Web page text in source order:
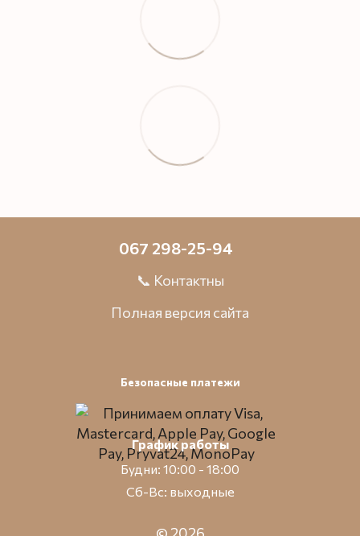
067 298-25-94
📞 Контактны
Полная версия сайта
Безопасные платежи
График работы
Будни: 10:00 - 18:00
Сб-Вс: выходные